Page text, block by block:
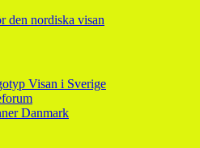
den nordiska visan